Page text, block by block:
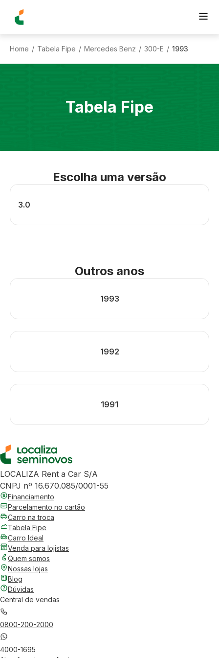
Home / Tabela Fipe / Mercedes Benz / 300-E / 1993
Tabela Fipe
Escolha uma versão
3.0
Outros anos
1993
1992
1991
LOCALIZA Rent a Car S/A
CNPJ nº 16.670.085/0001-55
Financiamento
Parcelamento no cartão
Carro na troca
Tabela Fipe
Carro Ideal
Venda para lojistas
Quem somos
Nossas lojas
Blog
Dúvidas
Central de vendas
0800-200-2000
4000-1695